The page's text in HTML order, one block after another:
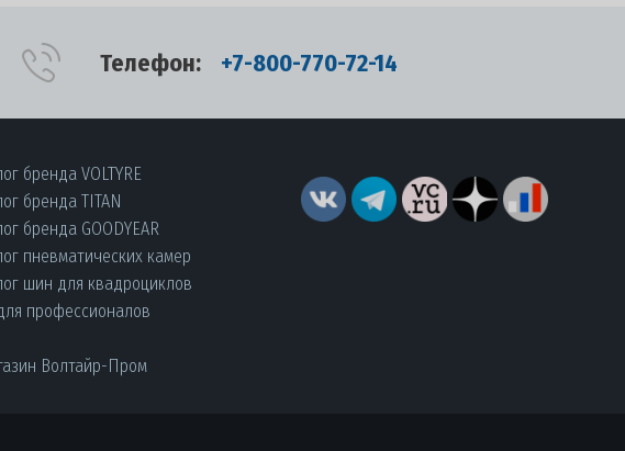
Телефон: +7-800-770-72-14
бренда VOLTYRE
бренда TITAN
бренда GOODYEAR
пневматических камер
шин для квадроциклов
профессионалов
Волтайр-Пром